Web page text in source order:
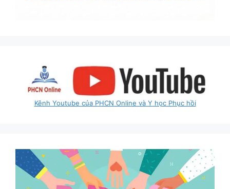
Kênh Youtube của PHCN Online và Y học Phục hồi